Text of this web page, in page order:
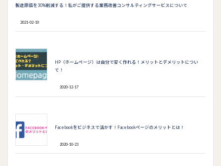
k
製造原価を30%削減する！私がご提供する業務改善コンサルティングサービスについて
2021-02-10
HP（ホームページ）は自分で安く作れる！メリットとデメリットについ
て！
2020-12-17
Facebookをビジネスで活かす！Facebookページのメリットとは！
2020-10-23